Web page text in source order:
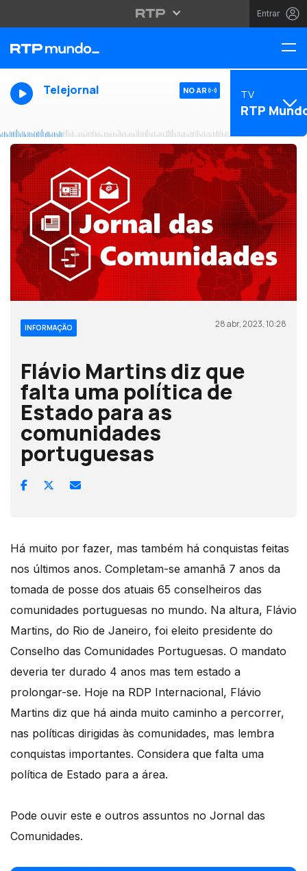
Entrar
Telejornal NO AR TV
RTP
INFORMAÇÃO 28 abr, 2023, 10:28
Flávio Martins diz que
falta uma política de
Estado para as
comunidades
portuguesas
Há muito por fazer, mas também há conquistas feitas
nos últimos anos. Completam-se amanhã 7 anos da
tomada de posse dos atuais 65 conselheiros das
comunidades portuguesas no mundo. Na altura, Flávio
Martins, do Rio de Janeiro, foi eleito presidente do
Conselho das Comunidades Portuguesas. O mandato
deveria ter durado 4 anos mas tem estado a
prolongar-se. Hoje na RDP Internacional, Flávio
Martins diz que há ainda muito caminho a percorrer,
nas políticas dirigidas às comunidades, mas lembra
conquistas importantes. Considera que falta uma
política de Estado para a área.
Pode ouvir este e outros assuntos no Jornal das
Comunidades.